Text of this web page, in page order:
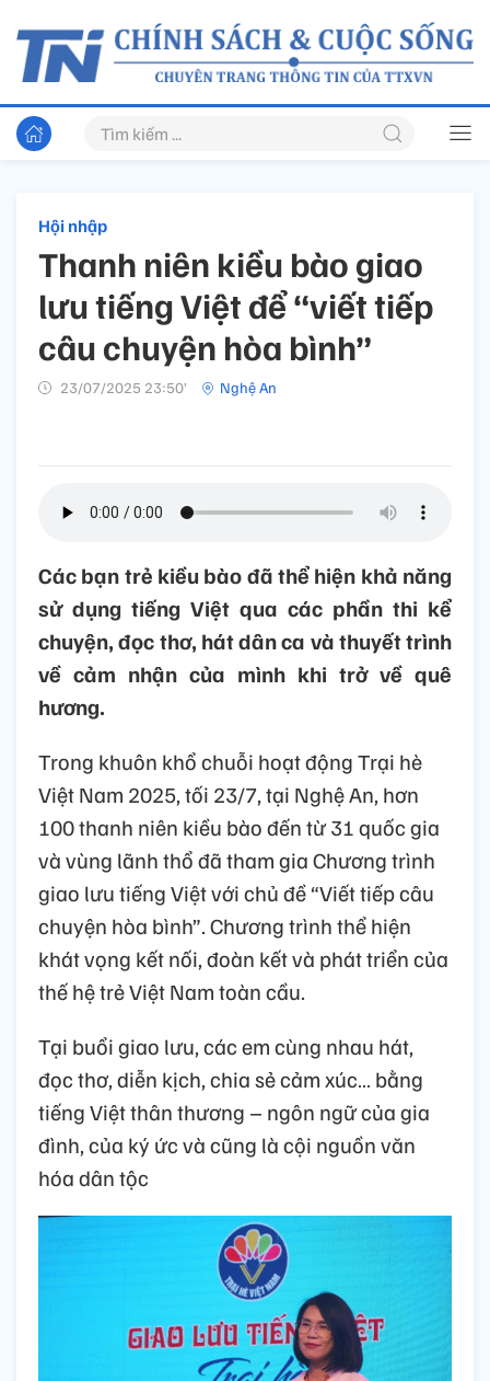
Hội nhập
Thanh niên kiều bào giao
lưu tiếng Việt để “viết tiếp
câu chuyện hòa bình”
23/07/2025 23:50’ Nghệ An
Các bạn trẻ kiều bào đã thể hiện khả năng
sử dụng tiếng Việt qua các phần thi kể
chuyện, đọc thơ, hát dân ca và thuyết trình
về cảm nhận của mình khi trở về quê
hương.
Trong khuôn khổ chuỗi hoạt động Trại hè
Việt Nam 2025, tối 23/7, tại Nghệ An, hơn
100 thanh niên kiều bào đến từ 31 quốc gia
và vùng lãnh thổ đã tham gia Chương trình
giao lưu tiếng Việt với chủ đề “Viết tiếp câu
chuyện hòa bình”. Chương trình thể hiện
khát vọng kết nối, đoàn kết và phát triển của
thế hệ trẻ Việt Nam toàn cầu.
Tại buổi giao lưu, các em cùng nhau hát,
đọc thơ, diễn kịch, chia sẻ cảm xúc… bằng
tiếng Việt thân thương – ngôn ngữ của gia
đình, của ký ức và cũng là cội nguồn văn
hóa dân tộc